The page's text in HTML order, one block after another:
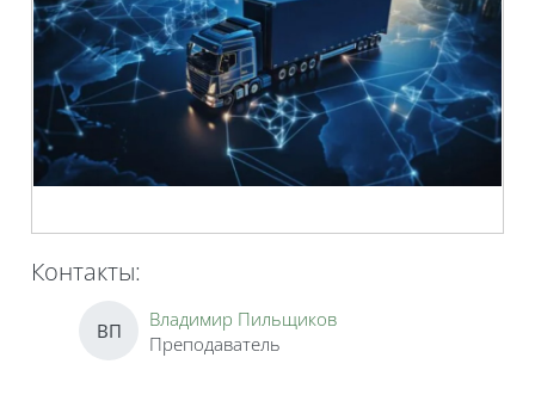
Контакты:
ВП
Владимир Пильщиков
Преподаватель